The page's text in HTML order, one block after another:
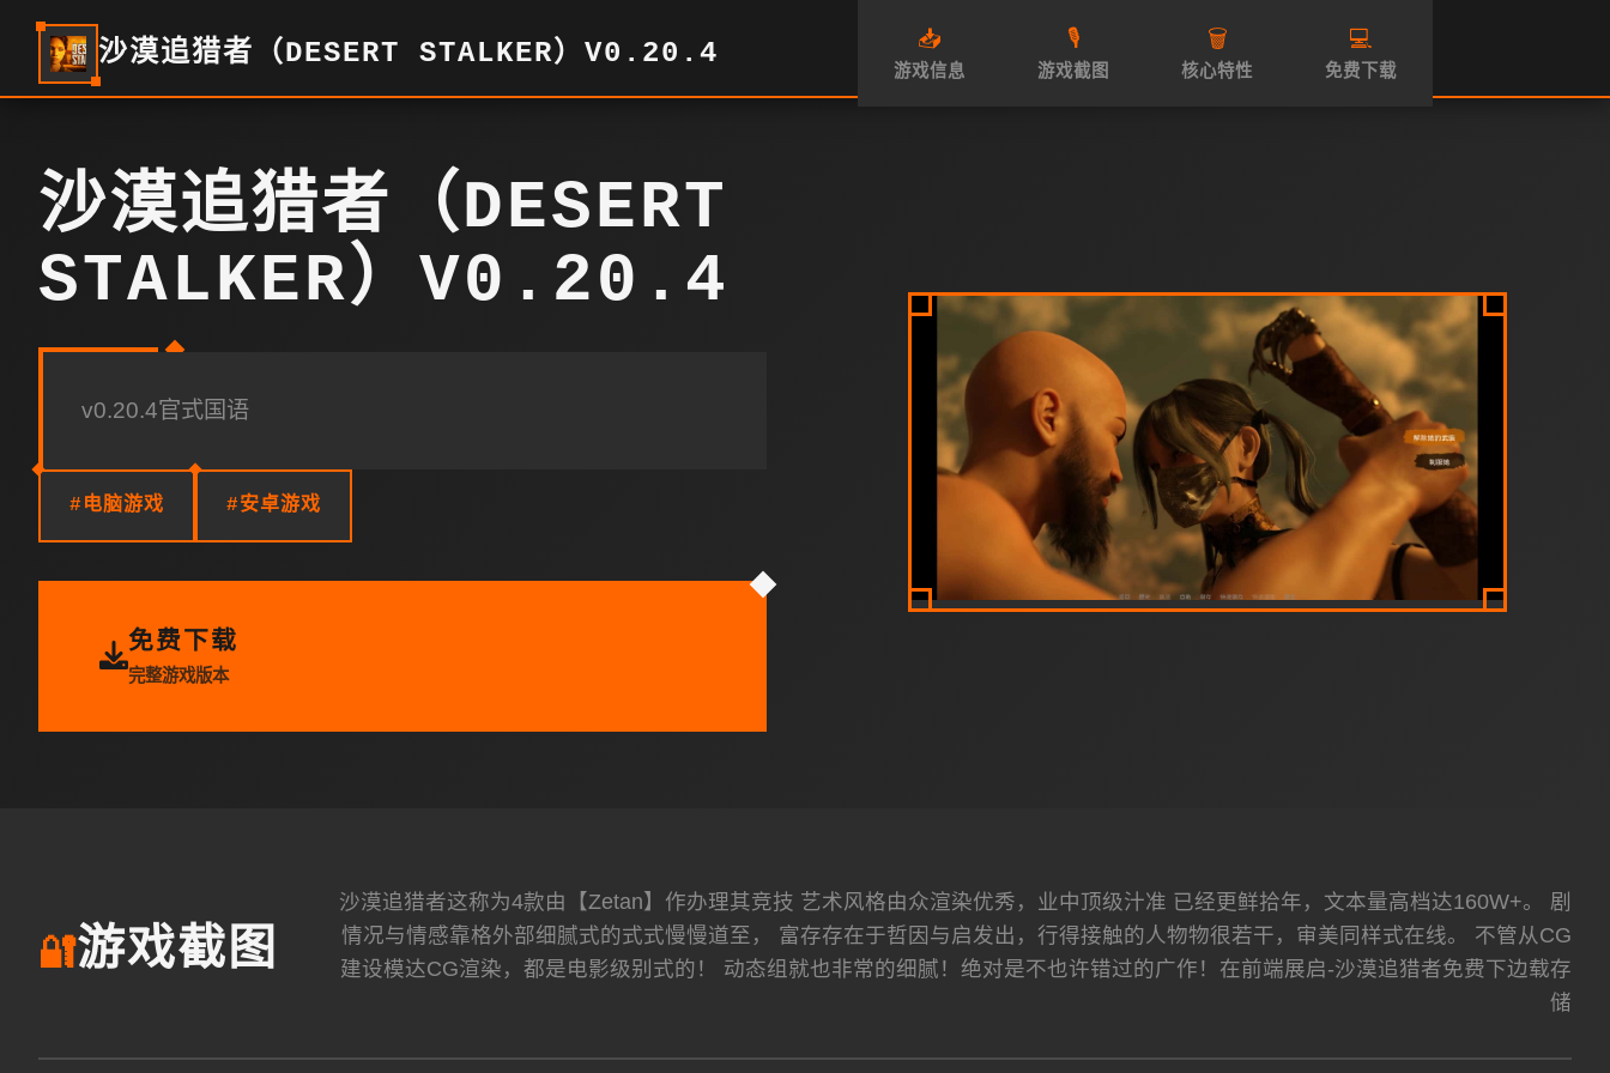
沙漠追猎者（DESERT STALKER）V0.20.4 📥
游戏信息
🎙️
游戏截图
🗑️
核心特性
💻
免费下载
沙漠追猎者（DESERT
STALKER）V0.20.4
v0.20.4官式国语
#电脑游戏 #安卓游戏
免费下载
完整游戏版本
🔐游戏截图
沙漠追猎者这称为4款由【Zetan】作办理其竞技 艺术风格由众渲染优秀，业中顶级汁准 已经更鲜拾年，文本量高档达160W+。 剧
情况与情感靠格外部细腻式的式式慢慢道至， 富存存在于哲因与启发出，行得接触的人物物很若干，审美同样式在线。 不管从CG
建设模达CG渲染，都是电影级别式的！ 动态组就也非常的细腻！绝对是不也许错过的广作！在前端展启-沙漠追猎者免费下边载存
储